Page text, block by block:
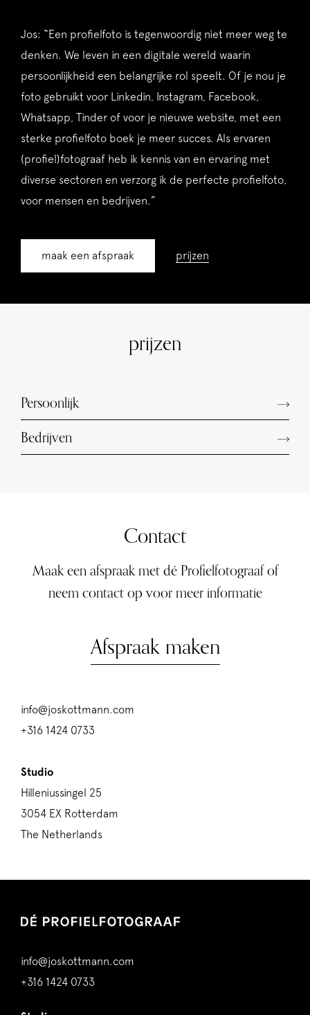
Jos: “Een profielfoto is tegenwoordig niet meer weg te
denken. We leven in een digitale wereld waarin
persoonlijkheid een belangrijke rol speelt. Of je nou je
foto gebruikt voor Linkedin, Instagram, Facebook,
Whatsapp, Tinder of voor je nieuwe website, met een
sterke profielfoto boek je meer succes. Als ervaren
(profiel)fotograaf heb ik kennis van en ervaring met
diverse sectoren en verzorg ik de perfecte profielfoto,
voor mensen en bedrijven.”
maak een afspraak prijzen
prijzen
Persoonlijk
Bedrijven
Contact
Maak een afspraak met dé Profielfotograaf of
neem contact op voor meer informatie
Afspraak maken
info@joskottmann.com
+316 1424 0733
Studio
Hilleniussingel 25
3054 EX Rotterdam
The Netherlands
info@joskottmann.com
+316 1424 0733